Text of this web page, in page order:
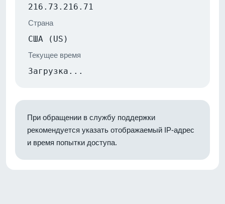
216.73.216.71
Страна
США (US)
Текущее время
Загрузка...
При обращении в службу поддержки
рекомендуется указать отображаемый IP-адрес
и время попытки доступа.